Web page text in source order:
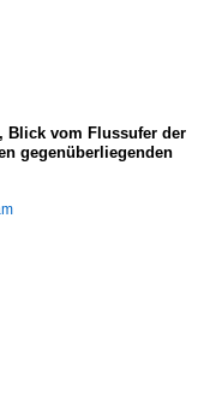
Blick vom Flussufer der
gegenüberliegenden